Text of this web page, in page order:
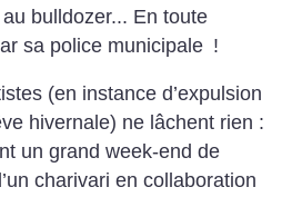
bulldozer... En toute
sa police municipale !
(en instance d’expulsion
hivernale) ne lâchent rien :
un grand week-end de
charivari en collaboration